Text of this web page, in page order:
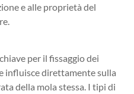
e alle proprietà del
per il fissaggio dei
influisce direttamente sulla
della mola stessa. I tipi di